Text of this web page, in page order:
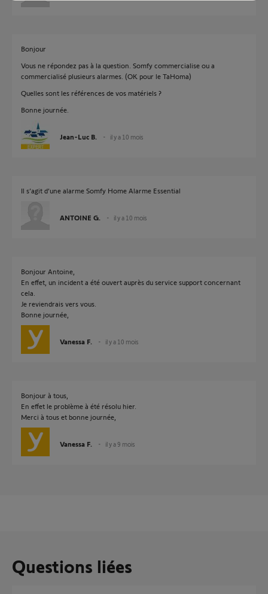
Bonjour
Vous ne répondez pas à la question. Somfy commercialise ou a
commercialisé plusieurs alarmes. (OK pour le TaHoma)
Quelles sont les références de vos matériels ?
Bonne journée.
Jean-Luc B. il y a 10 mois
Il s’agit d’une alarme Somfy Home Alarme Essential
ANTOINE G. il y a 10 mois
Bonjour Antoine,
En effet, un incident a été ouvert auprès du service support concernant
cela.
Je reviendrais vers vous.
Bonne journée,
Vanessa F. il y a 10 mois
Bonjour à tous,
En effet le problème à été résolu hier.
Merci à tous et bonne journée,
Vanessa F. il y a 9 mois
Questions liées